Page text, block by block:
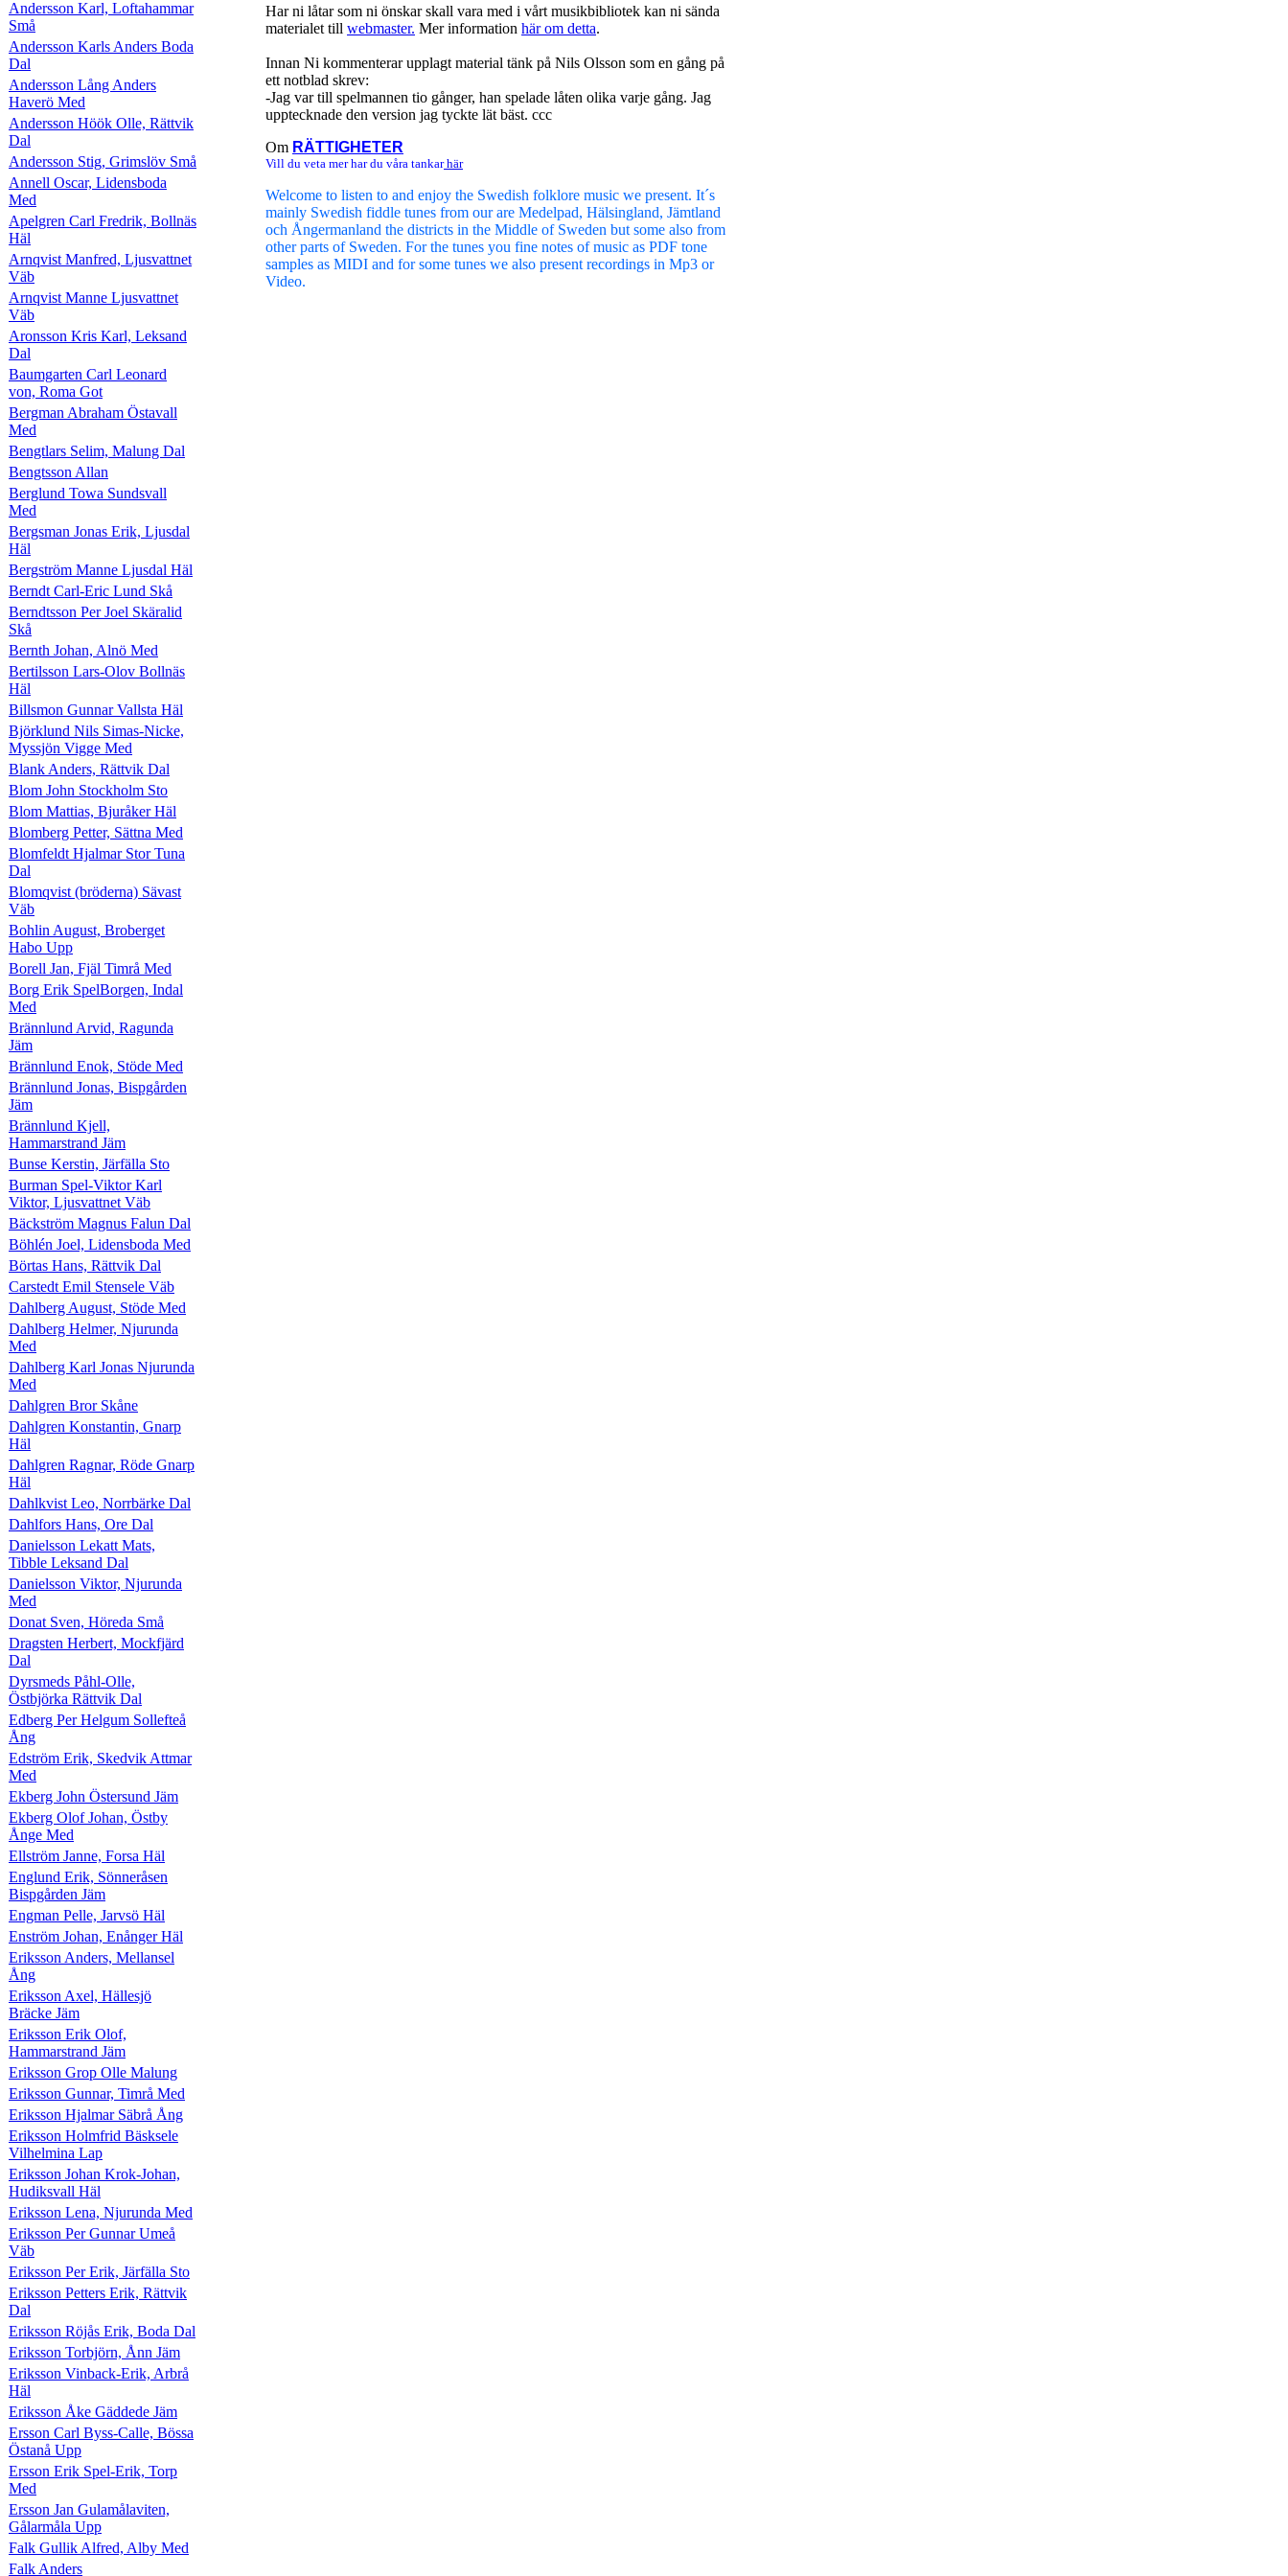
Andersson Karl, Loftahammar
Små
Andersson Karls Anders Boda
Dal
Andersson Lång Anders
Haverö Med
Andersson Höök Olle, Rättvik
Dal
Andersson Stig, Grimslöv Små
Annell Oscar, Lidensboda
Med
Apelgren Carl Fredrik, Bollnäs
Häl
Arnqvist Manfred, Ljusvattnet
Väb
Arnqvist Manne Ljusvattnet
Väb
Aronsson Kris Karl, Leksand
Dal
Baumgarten Carl Leonard
von, Roma Got
Bergman Abraham Östavall
Med
Bengtlars Selim, Malung Dal
Bengtsson Allan
Berglund Towa Sundsvall
Med
Bergsman Jonas Erik, Ljusdal
Häl
Bergström Manne Ljusdal Häl
Berndt Carl-Eric Lund Skå
Berndtsson Per Joel Skäralid
Skå
Bernth Johan, Alnö Med
Bertilsson Lars-Olov Bollnäs
Häl
Billsmon Gunnar Vallsta Häl
Björklund Nils Simas-Nicke,
Myssjön Vigge Med
Blank Anders, Rättvik Dal
Blom John Stockholm Sto
Blom Mattias, Bjuråker Häl
Blomberg Petter, Sättna Med
Blomfeldt Hjalmar Stor Tuna
Dal
Blomqvist (bröderna) Sävast
Väb
Bohlin August, Broberget
Habo Upp
Borell Jan, Fjäl Timrå Med
Borg Erik SpelBorgen, Indal
Med
Brännlund Arvid, Ragunda
Jäm
Brännlund Enok, Stöde Med
Brännlund Jonas, Bispgården
Jäm
Brännlund Kjell,
Hammarstrand Jäm
Bunse Kerstin, Järfälla Sto
Burman Spel-Viktor Karl
Viktor, Ljusvattnet Väb
Bäckström Magnus Falun Dal
Böhlén Joel, Lidensboda Med
Börtas Hans, Rättvik Dal
Carstedt Emil Stensele Väb
Dahlberg August, Stöde Med
Dahlberg Helmer, Njurunda
Med
Dahlberg Karl Jonas Njurunda
Med
Dahlgren Bror Skåne
Dahlgren Konstantin, Gnarp
Häl
Dahlgren Ragnar, Röde Gnarp
Häl
Dahlkvist Leo, Norrbärke Dal
Dahlfors Hans, Ore Dal
Danielsson Lekatt Mats,
Tibble Leksand Dal
Danielsson Viktor, Njurunda
Med
Donat Sven, Höreda Små
Dragsten Herbert, Mockfjärd
Dal
Dyrsmeds Påhl-Olle,
Östbjörka Rättvik Dal
Edberg Per Helgum Sollefteå
Ång
Edström Erik, Skedvik Attmar
Med
Ekberg John Östersund Jäm
Ekberg Olof Johan, Östby
Ånge Med
Ellström Janne, Forsa Häl
Englund Erik, Sönneråsen
Bispgården Jäm
Engman Pelle, Jarvsö Häl
Enström Johan, Enånger Häl
Eriksson Anders, Mellansel
Ång
Eriksson Axel, Hällesjö
Bräcke Jäm
Eriksson Erik Olof,
Hammarstrand Jäm
Eriksson Grop Olle Malung
Eriksson Gunnar, Timrå Med
Eriksson Hjalmar Säbrå Ång
Eriksson Holmfrid Bäsksele
Vilhelmina Lap
Eriksson Johan Krok-Johan,
Hudiksvall Häl
Eriksson Lena, Njurunda Med
Eriksson Per Gunnar Umeå
Väb
Eriksson Per Erik, Järfälla Sto
Eriksson Petters Erik, Rättvik
Dal
Eriksson Röjås Erik, Boda Dal
Eriksson Torbjörn, Ånn Jäm
Eriksson Vinback-Erik, Arbrå
Häl
Eriksson Åke Gäddede Jäm
Ersson Carl Byss-Calle, Bössa
Östanå Upp
Ersson Erik Spel-Erik, Torp
Med
Ersson Jan Gulamålaviten,
Gålarmåla Upp
Falk Gullik Alfred, Alby Med
Falk Anders
Har ni låtar som ni önskar skall vara med i vårt musikbibliotek kan ni sända
materialet till webmaster. Mer information här om detta.
Innan Ni kommenterar upplagt material tänk på Nils Olsson som en gång på
ett notblad skrev:
-Jag var till spelmannen tio gånger, han spelade låten olika varje gång. Jag
upptecknade den version jag tyckte lät bäst. ccc
Om RÄTTIGHETER
Vill du veta mer har du våra tankarhär
Welcome to listen to and enjoy the Swedish folklore music we present. It´s
mainly Swedish fiddle tunes from our are Medelpad, Hälsingland, Jämtland
och Ångermanland the districts in the Middle of Sweden but some also from
other parts of Sweden. For the tunes you fine notes of music as PDF tone
samples as MIDI and for some tunes we also present recordings in Mp3 or
Video.